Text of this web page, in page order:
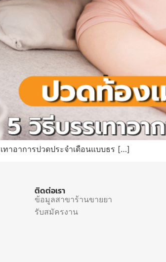
ทาอาการปวดประจำเดือนแบบธร […]
ติดต่อเรา
ข้อมูลสาขาร้านขายยา
รับสมัครงาน